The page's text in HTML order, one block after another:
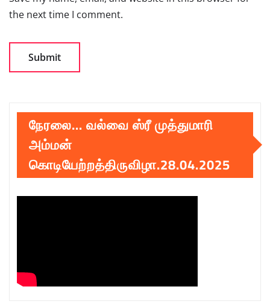
the next time I comment.
நேரலை… வல்வை ஸ்ரீ முத்துமாரி
அம்மன்
கொடியேற்றத்திருவிழா.28.04.2025